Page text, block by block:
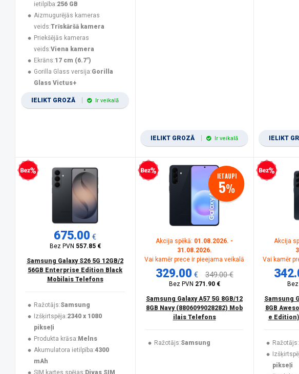
ietilpība:256 GB
Aizmugurējās kameras
veids:Trīskāršā kamera
Priekšējās kameras
veids:Viena kamera
Ekrāns:17 cm (6.7")
Gorilla Glass versija:Gorilla
Glass Victus+
IELIKT GROZĀ Ir veikalā
IELIKT GROZĀ Ir veikalā IELIKT
Bezprocentu kredīts
675.00 €
Bez PVN 557.85 €
Samsung Galaxy S26 5G 12GB/2
56GB Enterprise Edition Black
Mobilais Telefons
Ražotājs:Samsung
Izšķirtspēja:2340 x 1080
pikseļi
Produkta krāsa: Melns
Akumulatora ietilpība:4300
mAh
SIM kartes spējas: Divas SIM
Bezprocentu kredīts IETAUPI
5%
Akcija spēkā: 01.08.2026. -
31.08.2026.
Vai kamēr prece ir pieejama veikalā
329.00 € 349.00 €
Bez PVN 271.90 €
Samsung Galaxy A57 5G 8GB/12
8GB Navy (8806099028282) Mob
ilais Telefons
Ražotājs:Samsung
Bezprocentu kredīts
Akcija
Vai kamēr
Bez
Samsung
8GB
e
Ražotājs:
pikseļi